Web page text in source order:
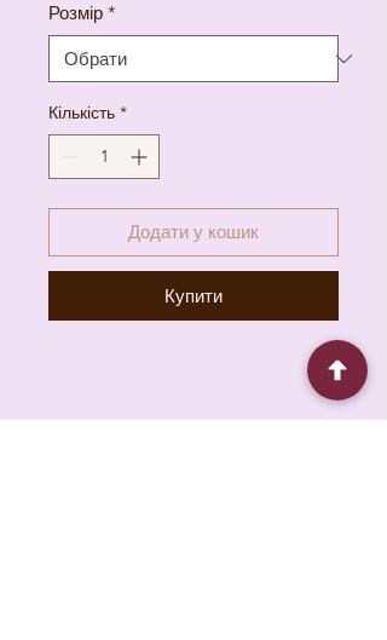
Розмір *
Кількість *
Додати у кошик
Купити